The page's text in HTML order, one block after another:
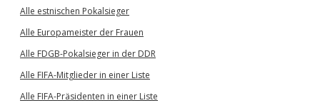
Alle estnischen Pokalsieger
Alle Europameister der Frauen
Alle FDGB-Pokalsieger in der DDR
Alle FIFA-Mitglieder in einer Liste
Alle FIFA-Präsidenten in einer Liste